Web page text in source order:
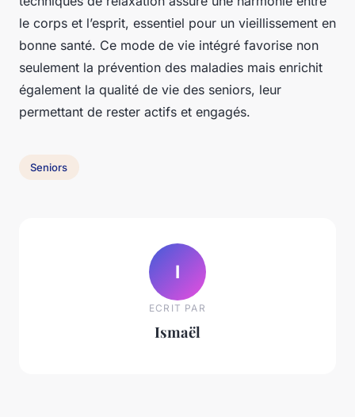
le corps et l’esprit, essentiel pour un vieillissement en
bonne santé. Ce mode de vie intégré favorise non
seulement la prévention des maladies mais enrichit
également la qualité de vie des seniors, leur
permettant de rester actifs et engagés.
Seniors
I
ECRIT PAR
Ismaël